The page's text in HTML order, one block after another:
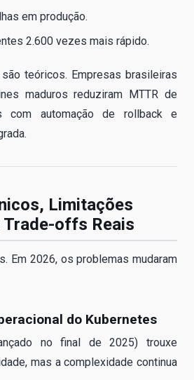
em produção.
2.600 vezes mais rápido.
teóricos. Empresas brasileiras
maduros reduziram MTTR de
com automação de rollback e
Limitações
Trade-offs Reais
Em 2026, os problemas mudaram
do Kubernetes
no final de 2025) trouxe
mas a complexidade continua